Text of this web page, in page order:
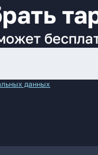
данных